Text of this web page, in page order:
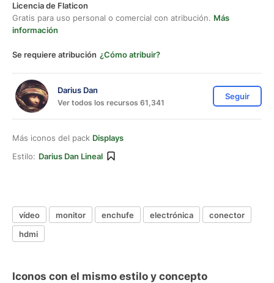
Licencia de Flaticon
Gratis para uso personal o comercial con atribución. Más
información
Se requiere atribución ¿Cómo atribuir?
Darius Dan
Ver todos los recursos 61,341
Seguir
Más iconos del pack Displays
Estilo: Darius Dan Lineal
vídeo monitor enchufe electrónica
conector
hdmi
Iconos con el mismo estilo y concepto